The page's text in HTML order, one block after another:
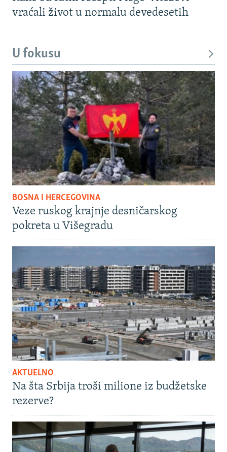
vraćali život u normalu devedesetih
U fokusu
BOSNA I HERCEGOVINA
Veze ruskog krajnje desničarskog
pokreta u Višegradu
AKTUELNO
Na šta Srbija troši milione iz budžetske
rezerve?